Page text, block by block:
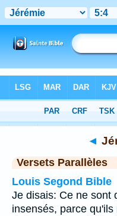
Chapitre 5> Verset 4
◄
Versets Parallèles
Louis Segond Bible
Je disais: Ce ne sont
insensés, parce